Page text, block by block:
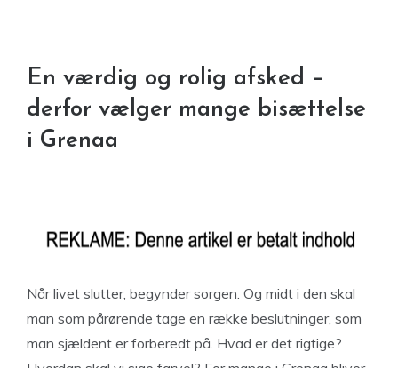
En værdig og rolig afsked –
derfor vælger mange bisættelse
i Grenaa
Når livet slutter, begynder sorgen. Og midt i den skal
man som pårørende tage en række beslutninger, som
man sjældent er forberedt på. Hvad er det rigtige?